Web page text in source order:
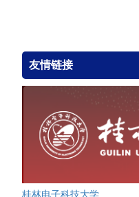
友情链接
桂林电子科技大学